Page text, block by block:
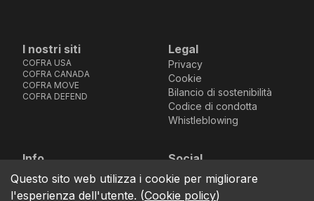
I nostri siti
COFRA USA
COFRA CANADA
COFRA MOVE
COFRA DEFEND
Legal
Privacy
Cookie
Bilancio di sostenibilità
Codice di condotta
Whistleblowing
Info
location_on
Via dell’Euro 53-57-59,
76121 Barletta - BT -
ITALIA
Social
Facebook
Instagram
Youtube
LinkedIn
Questo sito web utilizza i cookie per migliorare
l'esperienza dell'utente. (Cookie policy)